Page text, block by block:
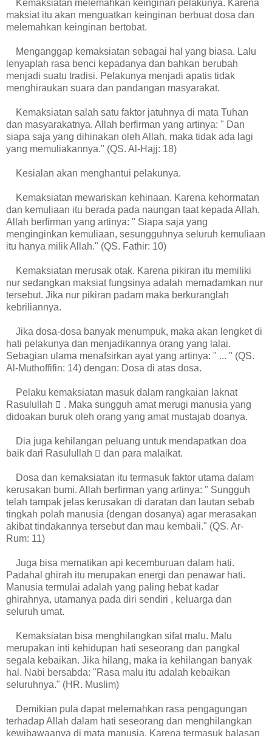
Kemaksiatan melemahkan keinginan pelakunya. Karena
maksiat itu akan menguatkan keinginan berbuat dosa dan
melemahkan keinginan bertobat.
Menganggap kemaksiatan sebagai hal yang biasa. Lalu
lenyaplah rasa benci kepadanya dan bahkan berubah
menjadi suatu tradisi. Pelakunya menjadi apatis tidak
menghiraukan suara dan pandangan masyarakat.
Kemaksiatan salah satu faktor jatuhnya di mata Tuhan
dan masyarakatnya. Allah berfirman yang artinya: " Dan
siapa saja yang dihinakan oleh Allah, maka tidak ada lagi
yang memuliakannya." (QS. Al-Hajj: 18)
Kesialan akan menghantui pelakunya.
Kemaksiatan mewariskan kehinaan. Karena kehormatan
dan kemuliaan itu berada pada naungan taat kepada Allah.
Allah berfirman yang artinya: " Siapa saja yang
menginginkan kemuliaan, sesungguhnya seluruh kemuliaan
itu hanya milik Allah." (QS. Fathir: 10)
Kemaksiatan merusak otak. Karena pikiran itu memiliki
nur sedangkan maksiat fungsinya adalah memadamkan nur
tersebut. Jika nur pikiran padam maka berkuranglah
kebriliannya.
Jika dosa-dosa banyak menumpuk, maka akan lengket di
hati pelakunya dan menjadikannya orang yang lalai.
Sebagian ulama menafsirkan ayat yang artinya: " ... " (QS.
Al-Muthoffifin: 14) dengan: Dosa di atas dosa.
Pelaku kemaksiatan masuk dalam rangkaian laknat
Rasulullah  . Maka sungguh amat merugi manusia yang
didoakan buruk oleh orang yang amat mustajab doanya.
Dia juga kehilangan peluang untuk mendapatkan doa
baik dari Rasulullah  dan para malaikat.
Dosa dan kemaksiatan itu termasuk faktor utama dalam
kerusakan bumi. Allah berfirman yang artinya: " Sungguh
telah tampak jelas kerusakan di daratan dan lautan sebab
tingkah polah manusia (dengan dosanya) agar merasakan
akibat tindakannya tersebut dan mau kembali." (QS. Ar-
Rum: 11)
Juga bisa mematikan api kecemburuan dalam hati.
Padahal ghirah itu merupakan energi dan penawar hati.
Manusia termulai adalah yang paling hebat kadar
ghirahnya, utamanya pada diri sendiri , keluarga dan
seluruh umat.
Kemaksiatan bisa menghilangkan sifat malu. Malu
merupakan inti kehidupan hati seseorang dan pangkal
segala kebaikan. Jika hilang, maka ia kehilangan banyak
hal. Nabi bersabda: "Rasa malu itu adalah kebaikan
seluruhnya." (HR. Muslim)
Demikian pula dapat melemahkan rasa pengagungan
terhadap Allah dalam hati seseorang dan menghilangkan
kewibawaanya di mata manusia. Karena termasuk balasan